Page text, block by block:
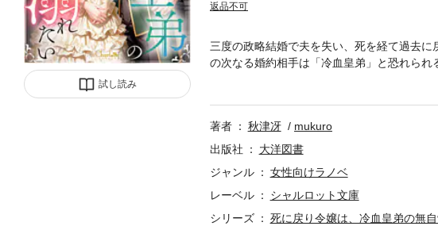
試し読み
返品不可
三度の政略結婚で夫を失い、死を経て過去
の次なる婚約相手は「冷血皇弟」と恐れら
が、宮廷の陰謀や嫉妬に翻弄される。何度
著者 秋津冴
mukuro
出版社
大洋図書
ジャンル
女性向けラノベ
レーベル
シャルロット文庫
シリーズ
死に戻り令嬢は、冷血皇弟の無